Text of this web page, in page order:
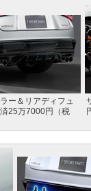
ー＆リアディフュ
25万7000円（税